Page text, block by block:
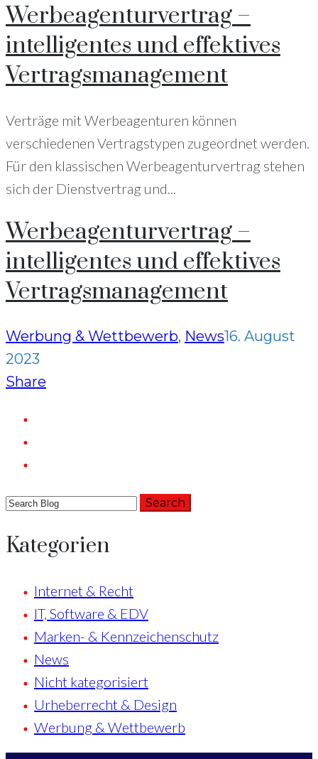
Werbeagenturvertrag –
intelligentes und effektives
Vertragsmanagement
Verträge mit Werbeagenturen können
verschiedenen Vertragstypen zugeordnet werden.
Für den klassischen Werbeagenturvertrag stehen
sich der Dienstvertrag und...
Werbeagenturvertrag –
intelligentes und effektives
Vertragsmanagement
Werbung & Wettbewerb, News16. August
2023
Share
Kategorien
Internet & Recht
IT, Software & EDV
Marken- & Kennzeichenschutz
News
Nicht kategorisiert
Urheberrecht & Design
Werbung & Wettbewerb